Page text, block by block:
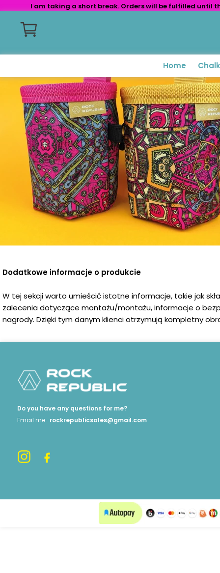
I am taking a short break. Orders will be fulfilled until
Home
Dodatkowe informacje o produkcie
W tej sekcji warto umieścić istotne informacje, takie jak
zalecenia dotyczące montażu/montażu, informacje o
nagrody. Dzięki tym danym klienci otrzymują kompletny
Do you have any questions for me?
Email me: rockrepublicsales@gmail.com